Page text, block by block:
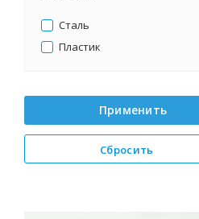
Сталь
Пластик
Применить
Сбросить